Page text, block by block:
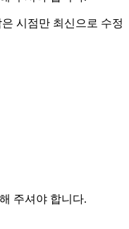
시점만 최신으로 수정
주셔야 합니다.